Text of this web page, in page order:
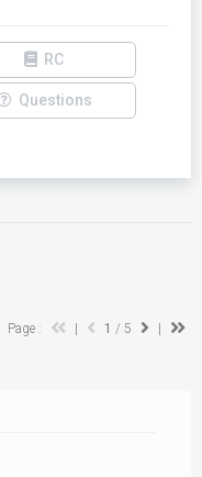
RC
Questions
Page : 1 / 5